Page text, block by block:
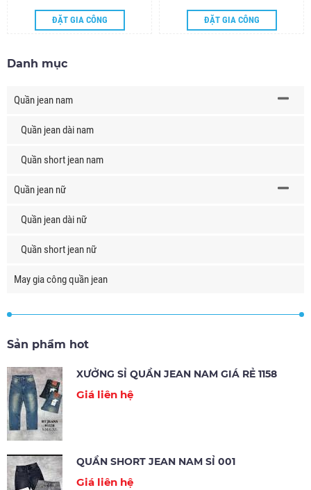
ĐẶT GIA CÔNG ĐẶT GIA CÔNG
Danh mục
Quần jean nam
Quần jean dài nam
Quần short jean nam
Quần jean nữ
Quần jean dài nữ
Quần short jean nữ
May gia công quần jean
Sản phẩm hot
XƯỞNG SỈ QUẦN JEAN NAM GIÁ RẺ 1158
Giá liên hệ
QUẦN SHORT JEAN NAM SỈ 001
Giá liên hệ